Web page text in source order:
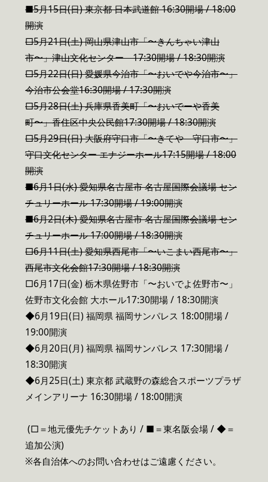
■5月15日(日) 東京都 日本武道館 16:30開場 / 18:00
開演
□5月21日(土) 岡山県津山市「〜きんちゃい津山
市〜」津山文化センター 17:30開場 / 18:30開演
□5月22日(日) 愛媛県今治市「〜おいでや今治市〜」
今治市公会堂16:30開場 / 17:30開演
□5月28日(土) 兵庫県香美町「〜おいでーや香美
町〜」香住区中央公民館17:30開場 / 18:30開演
□5月29日(日) 大阪府守口市「〜きてや 守口市〜」
守口文化センター エナジーホール17:15開場 / 18:00
開演
■6月1日(水) 愛知県名古屋市 名古屋国際会議場 セン
チュリーホール 17:30開場 / 19:00開演
■6月2日(木) 愛知県名古屋市 名古屋国際会議場 セン
チュリーホール 17:00開場 / 18:30開演
□6月11日(土) 愛知県西尾市「〜いこまい西尾市〜」
西尾市文化会館17:30開場 / 18:30開演
□6月17日(金) 栃木県佐野市「〜おいでよ佐野市〜」
佐野市文化会館 大ホール17:30開場 / 18:30開演
◆6月19日(日) 福岡県 福岡サンパレス 18:00開場 /
19:00開演
◆6月20日(月) 福岡県 福岡サンパレス 17:30開場 /
18:30開演
◆6月25日(土) 東京都 武蔵野の森総合スポーツプラザ
メインアリーナ 16:30開場 / 18:00開演
(□＝地元優先チケットあり / ■＝東名阪会場 / ◆＝
追加公演)
※各自治体へのお問い合わせはご遠慮ください。